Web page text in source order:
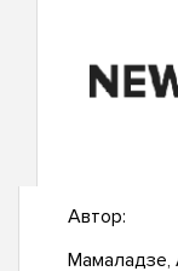
Автор:
Мамаладзе,